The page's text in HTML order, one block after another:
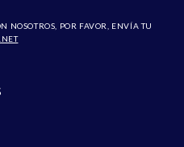
NOSOTROS, POR FAVOR, ENVÍA TU